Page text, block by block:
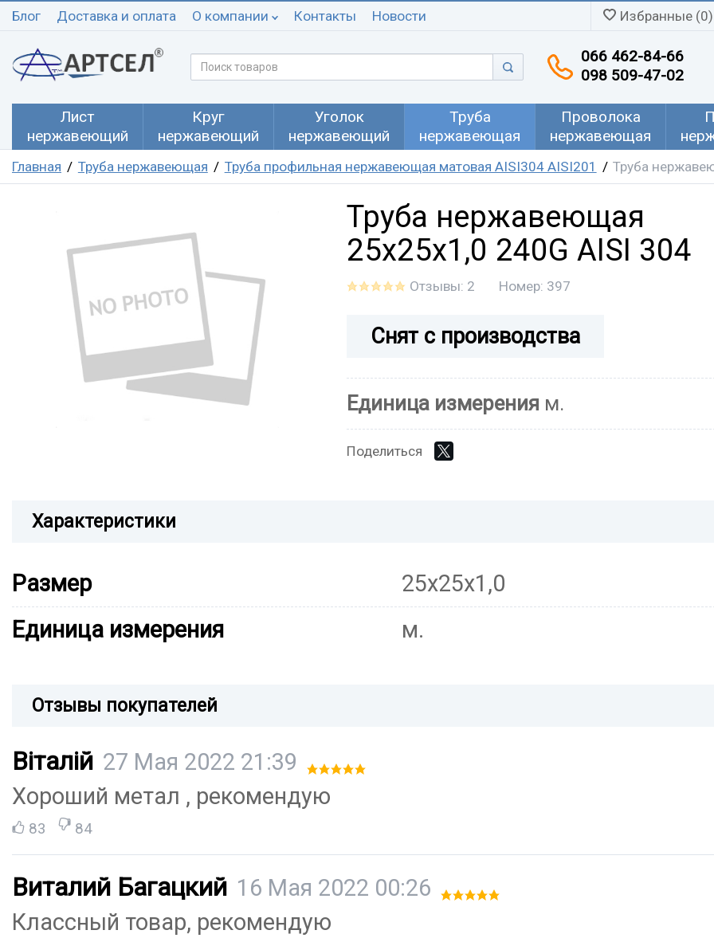
Блог Доставка и оплата О компании Контакты Новости Избранные (0)
066 462-84-66
098 509-47-02
Лист
нержавеющий
Круг
нержавеющий
Уголок
нержавеющий
Труба
нержавеющая
Проволока
нержавеющая
Главная Труба нержавеющая Труба профильная нержавеющая матовая AISI304 AISI201 Труба
Труба нержавеющая
25х25х1,0 240G AISI 304
Отзывы: 2 Номер: 397
Снят с производства
Единица измерения м.
Поделиться
Характеристики
Размер
25х25х1,0
Единица измерения
м.
Отзывы покупателей
Віталій 27 Мая 2022 21:39
Хороший метал , рекомендую
83 84
Виталий Багацкий 16 Мая 2022 00:26
Классный товар, рекомендую